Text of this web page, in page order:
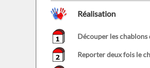
Réalisation
Découper les chablons
Reporter deux fois le